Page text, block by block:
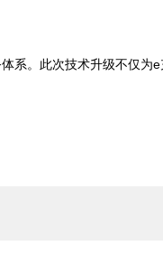
系。此次技术升级不仅为